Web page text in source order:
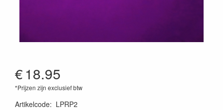
€18.95
*Prijzen zijn exclusief btw
Artikelcode: LPRP2